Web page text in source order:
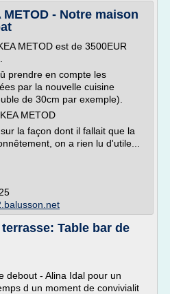
- Notre maison
METOD est de 3500EUR
prendre en compte les
par la nouvelle cuisine
de 30cm par exemple).
METOD
la façon dont il fallait que la
on a rien lu d'utile...
Table bar de
debout - Alina Idal pour un
d un moment de convivialit